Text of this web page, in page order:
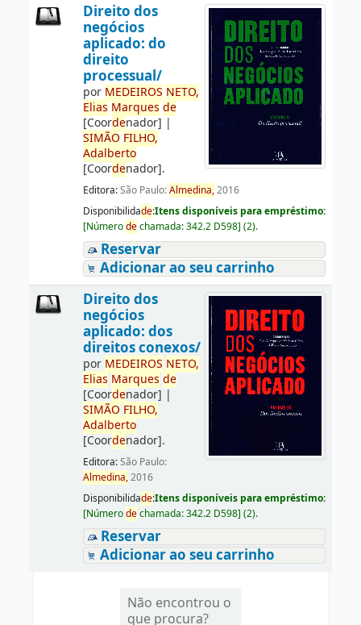
Direito dos
negócios
aplicado: do
direito
processual/
por MEDEIROS NETO,
Elias Marques de
[Coordenador] |
SIMÃO FILHO,
Adalberto
[Coordenador].
Editora:São Paulo:Almedina,2016
Disponibilidade:Itens disponíveis para empréstimo:
[Númerodechamada:342.2 D598] (2).
Reservar
Adicionar ao seu carrinho
Direito dos
negócios
aplicado: dos
direitos conexos/
por MEDEIROS NETO,
Elias Marques de
[Coordenador] |
SIMÃO FILHO,
Adalberto
[Coordenador].
Editora:São Paulo:
Almedina,2016
Disponibilidade:Itens disponíveis para empréstimo:
[Númerodechamada:342.2 D598] (2).
Reservar
Adicionar ao seu carrinho
Não encontrou o
que procura?